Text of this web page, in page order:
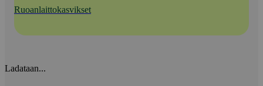
Ruoanlaittokasvikset
Ladataan...